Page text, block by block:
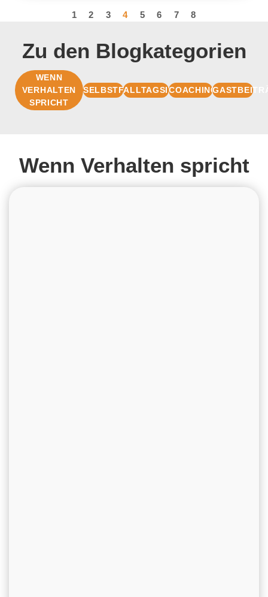
1 2 3 4 5 6 7 8
Zu den Blogkategorien
WENN
VERHALTEN
SPRICHT
SELBSTFÜHRUNGALLTAGSIMPULSECOACHINGBASIS
Wenn Verhalten spricht